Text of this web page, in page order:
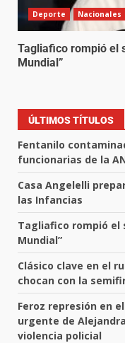
Deporte Nacionales
Tagliafico rompió el
Mundial”
ÚLTIMOS TÍTULOS
Fentanilo
funcionarias de la
Casa Angelelli
las Infancias
Tagliafico rompió el
Mundial”
Clásico clave en el
chocan con la
Feroz represión en
urgente de
violencia policial